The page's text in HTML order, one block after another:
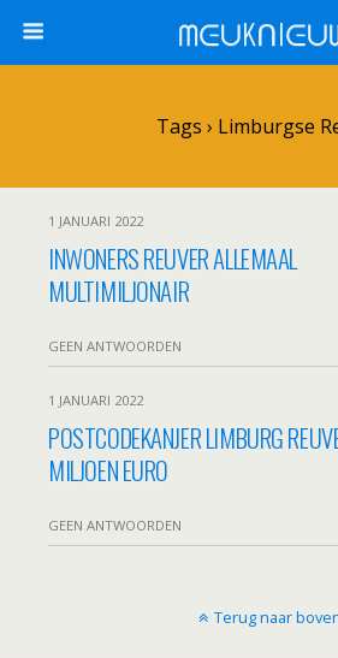
Tags › Limburgse
1 JANUARI 2022
INWONERS REUVER ALLEMAAL
MULTIMILJONAIR
GEEN ANTWOORDEN
1 JANUARI 2022
POSTCODEKANJER LIMBURG
MILJOEN EURO
GEEN ANTWOORDEN
Terug naar